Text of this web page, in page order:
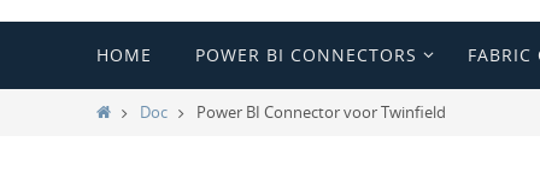
de
HOME POWER BI CONNECTORS FABRIC
Home
Doc Power BI Connector voor Twinfield